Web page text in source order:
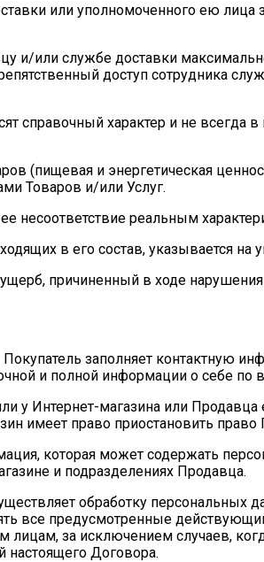
или уполномоченного ею
и/или службе доставки
доступ сотрудника
справочный характер и не
(пищевая и энергетическая
Товаров и/или Услуг.
несоответствие реальным
в его состав, указывается на
причиненный в ходе
заполняет контактную
и полной информации о себе
Интернет-магазина или Продавца
имеет право приостановить право
которая может содержать
и подразделениях Продавца.
обработку персональных
все предусмотренные
лицам, за исключением случаев,
настоящего Договора.